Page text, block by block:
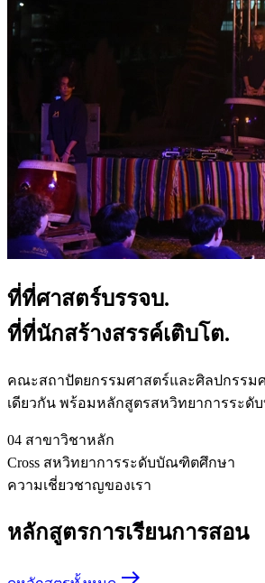
ที่ที่ศาสตร์บรรจบ.
ที่ที่นักสร้างสรรค์เติบโต.
คณะสถาปัตยกรรมศาสตร์และศิลปกรรม
เดียวกัน พร้อมหลักสูตรสหวิทยาการระดั
04 สาขาวิชาหลัก
Cross สหวิทยาการระดับบัณฑิตศึกษา
ความเชี่ยวชาญของเรา
หลักสูตรการเรียนการสอน